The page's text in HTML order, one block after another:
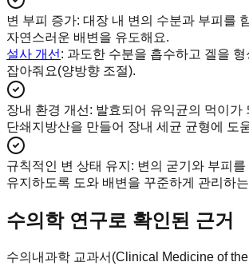
변 부피 증가: 대장 내 변의 수분과 부피를
자연스러운 배변을 유도해요.
설사 개선: 과도한 수분을 흡수하고 겔을
잡아줘요(양방향 조절).
장내 환경 개선: 발효되어 유익균의 먹이가
단쇄지방산을 만들어 장내 세균 균형에 도
규칙적인 변 상태 유지 : 변의 굳기와 부피를
유지하도록 도와 배변을 꾸준하게 관리하
수의학 연구로 확인된 근거
수의내과학 교과서(Clinical Medicine of